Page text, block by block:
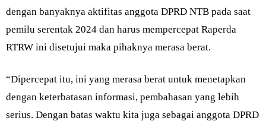
dengan banyaknya aktifitas anggota DPRD NTB pada saat
pemilu serentak 2024 dan harus mempercepat Raperda
RTRW ini disetujui maka pihaknya merasa berat.
“Dipercepat itu, ini yang merasa berat untuk menetapkan
dengan keterbatasan informasi, pembahasan yang lebih
serius. Dengan batas waktu kita juga sebagai anggota DPRD